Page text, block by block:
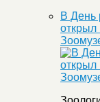
В День
открыл